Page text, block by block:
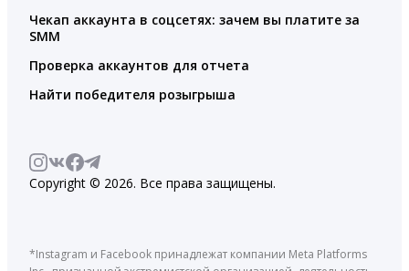
Чекап аккаунта в соцсетях: зачем вы платите за
SMM
Проверка аккаунтов для отчета
Найти победителя розыгрыша
Copyright © 2026. Все права защищены.
*Instagram и Facebook принадлежат компании Meta Platforms